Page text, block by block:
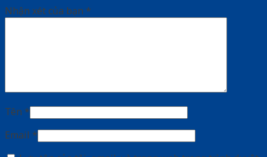
Nhận xét của bạn *
Tên *
Email *